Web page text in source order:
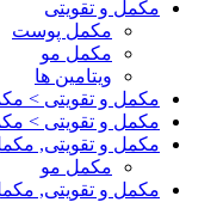
مکمل و تقویتی
مکمل پوست
مکمل مو
ویتامین ها
مکمل و تقویتی >
مکمل و تقویتی >
مکمل و تقویتی,
مکمل مو
مکمل و تقویتی,